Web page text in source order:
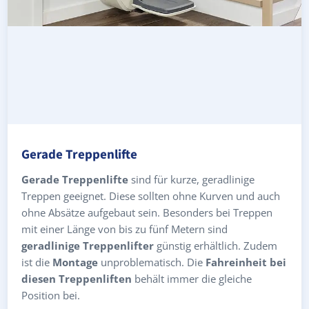
Gerade Treppenlifte
Gerade Treppenlifte sind für kurze, geradlinige
Treppen geeignet. Diese sollten ohne Kurven und auch
ohne Absätze aufgebaut sein. Besonders bei Treppen
mit einer Länge von bis zu fünf Metern sind
geradlinige Treppenlifter günstig erhältlich. Zudem
ist die Montage unproblematisch. Die Fahreinheit bei
diesen Treppenliften behält immer die gleiche
Position bei.